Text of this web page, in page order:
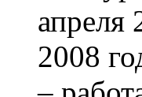
апреля
2008